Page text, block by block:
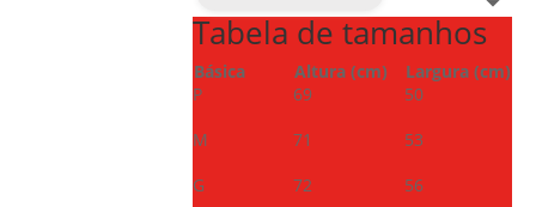
Tabela de tamanhos
Básica Altura (cm)
Largura (cm)
P
69
50
M
71
53
G
72
56